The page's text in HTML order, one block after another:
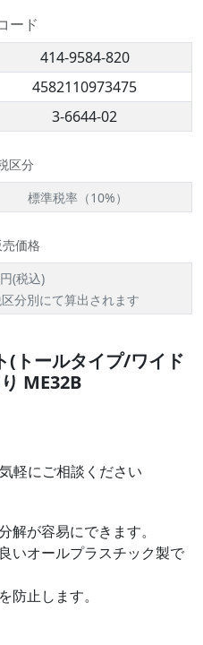
ード
414-9584-820
4582110973475
3-6644-02
区分
標準税率（10%）
価格
(税込)
分別にて算出されます
(トールタイプ/ワイド
ME32B
軽にご相談ください
が容易にできます。
いオールプラスチック製で
止します。